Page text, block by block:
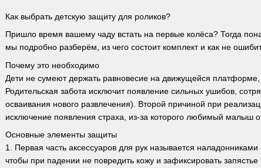
Как выбрать детскую защиту для роликов?
Пришло время вашему чаду встать на первые колёса? Тогда
мы подробно разберём, из чего состоит комплект и как не
Почему это необходимо
Дети не сумеют держать равновесие на движущейся
Родительская забота исключит появление сильных ушибов,
осваивания нового развлечения). Второй причиной при
исключение появления страха, из-за которого любимый малыш
Основные элементы защиты
1. Первая часть аксессуаров для рук называется
чтобы при падении не повредить кожу и зафиксировать